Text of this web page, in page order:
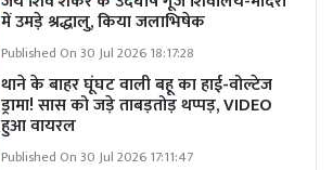
में उमड़े श्रद्धालु, किया जलाभिषेक
Published On 30 Jul 2026 18:17:28
थाने के बाहर घूंघट वाली बहू का हाई-वोल्टेज
ड्रामा! सास को जड़े ताबड़तोड़ थप्पड़, VIDEO
हुआ वायरल
Published On 30 Jul 2026 17:11:47